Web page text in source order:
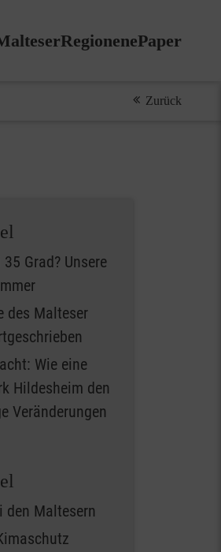
RegionenePaper
Zurück
Grad? Unsere
des Malteser
Wie eine
Hildesheim den
Veränderungen
Maltesern